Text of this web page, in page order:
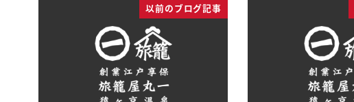
以前のブログ記事